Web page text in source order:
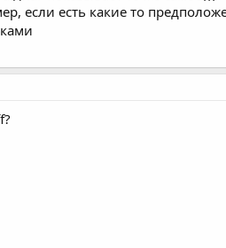
если есть какие то